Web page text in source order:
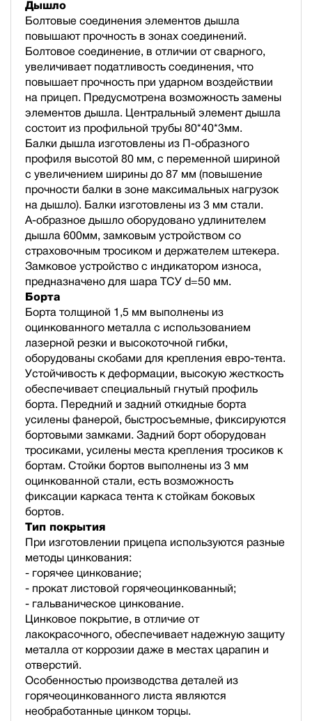
Дышло
Болтовые соединения элементов дышла
повышают прочность в зонах соединений.
Болтовое соединение, в отличии от сварного,
увеличивает податливость соединения, что
повышает прочность при ударном воздействии
на прицеп. Предусмотрена возможность замены
элементов дышла. Центральный элемент дышла
состоит из профильной трубы 80*40*3мм.
Балки дышла изготовлены из П-образного
профиля высотой 80 мм, с переменной шириной
с увеличением ширины до 87 мм (повышение
прочности балки в зоне максимальных нагрузок
на дышло). Балки изготовлены из 3 мм стали.
А-образное дышло оборудовано удлинителем
дышла 600мм, замковым устройством со
страховочным тросиком и держателем штекера.
Замковое устройство с индикатором износа,
предназначено для шара ТСУ d=50 мм.
Борта
Борта толщиной 1,5 мм выполнены из
оцинкованного металла с использованием
лазерной резки и высокоточной гибки,
оборудованы скобами для крепления евро-тента.
Устойчивость к деформации, высокую жесткость
обеспечивает специальный гнутый профиль
борта. Передний и задний откидные борта
усилены фанерой, быстросъемные, фиксируются
бортовыми замками. Задний борт оборудован
тросиками, усилены места крепления тросиков к
бортам. Стойки бортов выполнены из 3 мм
оцинкованной стали, есть возможность
фиксации каркаса тента к стойкам боковых
бортов.
Тип покрытия
При изготовлении прицепа используются разные
методы цинкования:
- горячее цинкование;
- прокат листовой горячеоцинкованный;
- гальваническое цинкование.
Цинковое покрытие, в отличие от
лакокрасочного, обеспечивает надежную защиту
металла от коррозии даже в местах царапин и
отверстий.
Особенностью производства деталей из
горячеоцинкованного листа являются
необработанные цинком торцы.